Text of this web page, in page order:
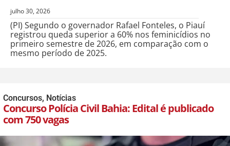
julho 30, 2026
(PI) Segundo o governador Rafael Fonteles, o Piauí
registrou queda superior a 60% nos feminicídios no
primeiro semestre de 2026, em comparação com o
mesmo período de 2025.
Concursos, Notícias
Concurso Polícia Civil Bahia: Edital é publicado
com 750 vagas